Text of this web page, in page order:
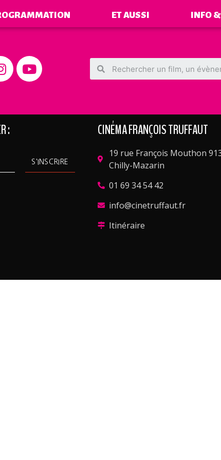
ET AUSSI INFO
:
S'INSCRIRE
CINÉMA FRANÇOIS TRUFFAUT
19 rue François Mouthon
Chilly-Mazarin
01 69 34 54 42
info@cinetruffaut.fr
Itinéraire